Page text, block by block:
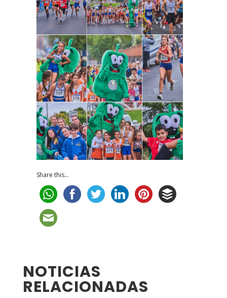
Share this...
NOTICIAS
RELACIONADAS